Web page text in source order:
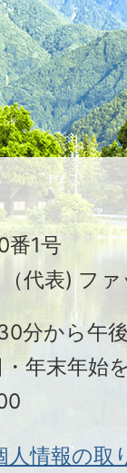
番1号
代表) フ
分から午
・年末年始
人情報の取